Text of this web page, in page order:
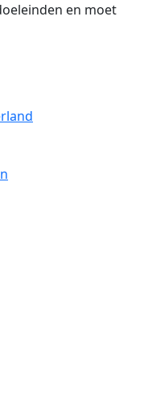
en moet